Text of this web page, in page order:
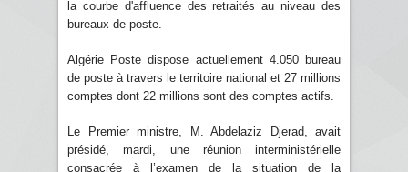
la courbe d'affluence des retraités au niveau des
bureaux de poste.
Algérie Poste dispose actuellement 4.050 bureau
de poste à travers le territoire national et 27 millions
comptes dont 22 millions sont des comptes actifs.
Le Premier ministre, M. Abdelaziz Djerad, avait
présidé, mardi, une réunion interministérielle
consacrée à l’examen de la situation de la